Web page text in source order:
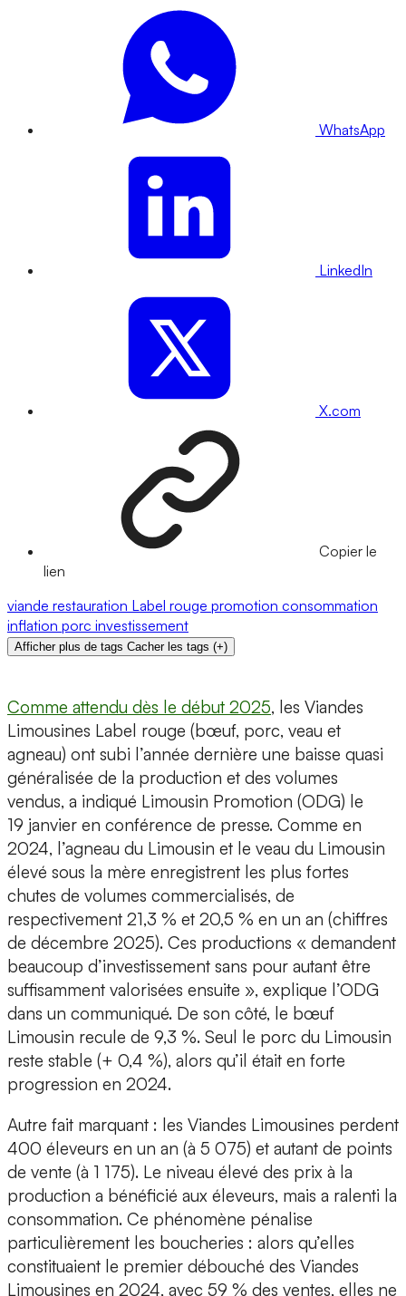
WhatsApp
LinkedIn
X.com
Copier le
lien
viande restauration Label rouge promotion consommation
inflation porc investissement
Afficher plus de tags Cacher les tags (+)
Comme attendu dès le début 2025, les Viandes
Limousines Label rouge (bœuf, porc, veau et
agneau) ont subi l’année dernière une baisse quasi
généralisée de la production et des volumes
vendus, a indiqué Limousin Promotion (ODG) le
19 janvier en conférence de presse. Comme en
2024, l’agneau du Limousin et le veau du Limousin
élevé sous la mère enregistrent les plus fortes
chutes de volumes commercialisés, de
respectivement 21,3 % et 20,5 % en un an (chiffres
de décembre 2025). Ces productions « demandent
beaucoup d’investissement sans pour autant être
suffisamment valorisées ensuite », explique l’ODG
dans un communiqué. De son côté, le bœuf
Limousin recule de 9,3 %. Seul le porc du Limousin
reste stable (+ 0,4 %), alors qu’il était en forte
progression en 2024.
Autre fait marquant : les Viandes Limousines perdent
400 éleveurs en un an (à 5 075) et autant de points
de vente (à 1 175). Le niveau élevé des prix à la
production a bénéficié aux éleveurs, mais a ralenti la
consommation. Ce phénomène pénalise
particulièrement les boucheries : alors qu’elles
constituaient le premier débouché des Viandes
Limousines en 2024, avec 59 % des ventes, elles ne